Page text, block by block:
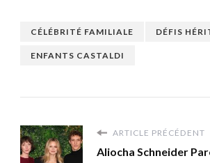
CÉLÉBRITÉ FAMILIALE DÉFIS
ENFANTS CASTALDI
ARTICLE PRÉCÉDENT
Aliocha Schneider